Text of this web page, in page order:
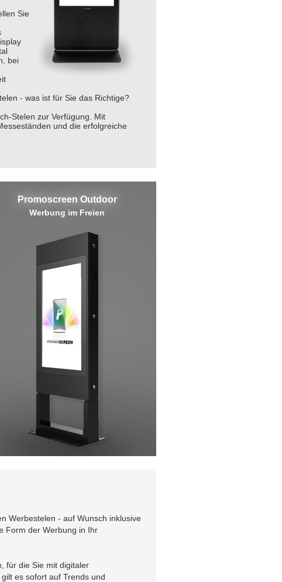
Sie
bei
- was ist für Sie das Richtige?
Stelen zur Verfügung. Mit
und die erfolgreiche
Promoscreen Outdoor
Werbung im Freien
Werbestelen - auf Wunsch inklusive
Form der Werbung in Ihr
für die Sie mit digitaler
es sofort auf Trends und